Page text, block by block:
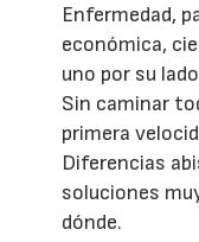
Enfermedad,
económica,
uno por su
Sin caminar
primera
Diferencias
soluciones
dónde.